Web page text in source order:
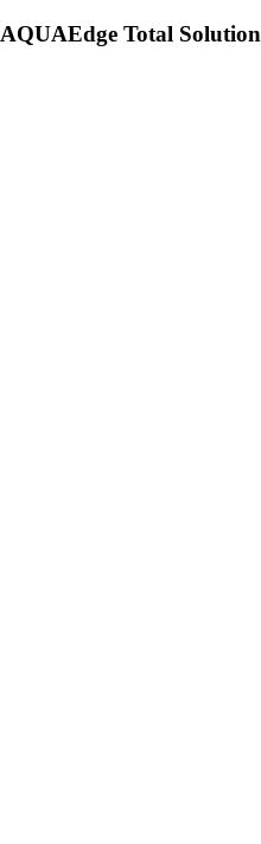
AQUAEdge Total Solution